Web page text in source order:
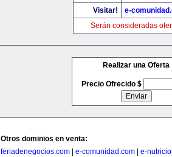
Visitar!
e-
Serán consideradas
Realizar una Oferta
Precio Ofrecido $
Otros dominios en venta:
feriadenegocios.com
e-comunidad.com e-